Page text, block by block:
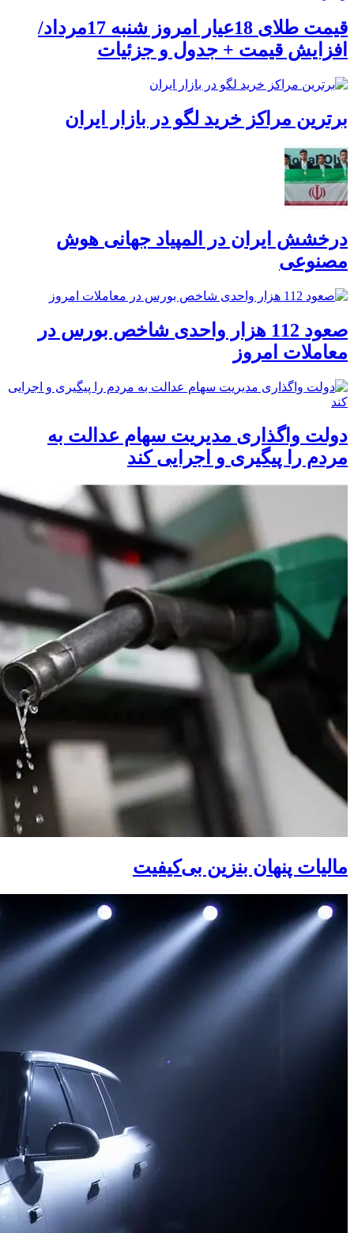
قیمت طلای 18عیار امروز شنبه 17مرداد/
افزایش قیمت + جدول و جزئیات
برترین مراکز خرید لگو در بازار ایران
درخشش ایران در المپیاد جهانی هوش
مصنوعی
صعود 112 هزار واحدی شاخص بورس در
معاملات امروز
دولت واگذاری مدیریت سهام عدالت به
مردم را پیگیری و اجرایی کند
مالیات پنهان بنزین بی‌کیفیت